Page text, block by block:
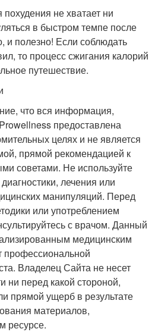
не хватает ни
в быстром темпе после
и полезно! Если соблюдать
то процесс сжигания калорий
путешествие.
что вся информация,
предоставлена
целях и не является
прямой рекомендацией к
советами. Не используйте
лечения или
манипуляций. Перед
или употреблением
с врачом. Данный
медицинским
профессиональной
Владелец Сайта не несет
ни перед какой стороной,
прямой ущерб в результате
материалов,
ресурсе.